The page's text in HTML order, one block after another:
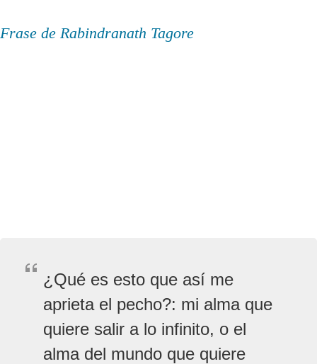
Frase de Rabindranath Tagore
¿Qué es esto que así me
aprieta el pecho?: mi alma que
quiere salir a lo infinito, o el
alma del mundo que quiere